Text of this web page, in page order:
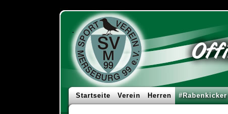
Startseite Verein Herren #Rabenkicker